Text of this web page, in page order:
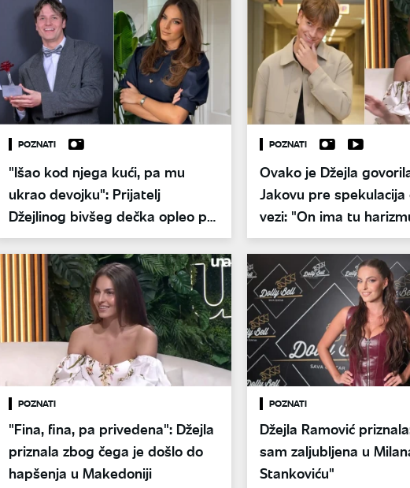
POZNATI
"Išao kod njega kući, pa mu
ukrao devojku": Prijatelj
Džejlinog bivšeg dečka opleo po
Jakovu Jozinoviću
POZNATI
Ovako je Džejla
Jakovu pre spekulacija
vezi: "On ima tu
POZNATI
"Fina, fina, pa privedena": Džejla
priznala zbog čega je došlo do
hapšenja u Makedoniji
POZNATI
Džejla Ramović
sam zaljubljena u
Stankoviću"